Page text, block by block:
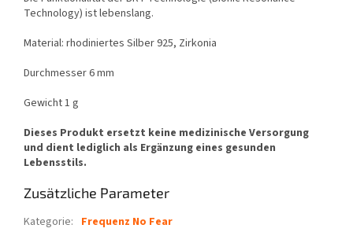
Technology) ist lebenslang.
Material: rhodiniertes Silber 925, Zirkonia
Durchmesser 6 mm
Gewicht 1 g
Dieses Produkt ersetzt keine medizinische Versorgung
und dient lediglich als Ergänzung eines gesunden
Lebensstils.
Zusätzliche Parameter
Kategorie: Frequenz No Fear